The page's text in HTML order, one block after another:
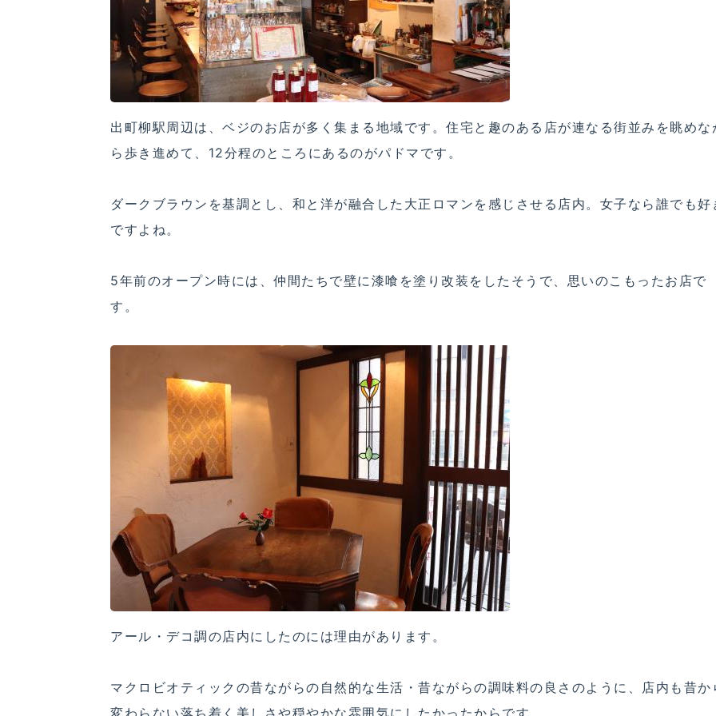
出町柳駅周辺は、ベジのお店が多く集まる地域です。住宅と趣のある店が連なる街並みを眺めな
ら歩き進めて、12分程のところにあるのがパドマです。
ダークブラウンを基調とし、和と洋が融合した大正ロマンを感じさせる店内。女子なら誰でも好
ですよね。
5年前のオープン時には、仲間たちで壁に漆喰を塗り改装をしたそうで、思いのこもったお店で
す。
アール・デコ調の店内にしたのには理由があります。
マクロビオティックの昔ながらの自然的な生活・昔ながらの調味料の良さのように、店内も昔か